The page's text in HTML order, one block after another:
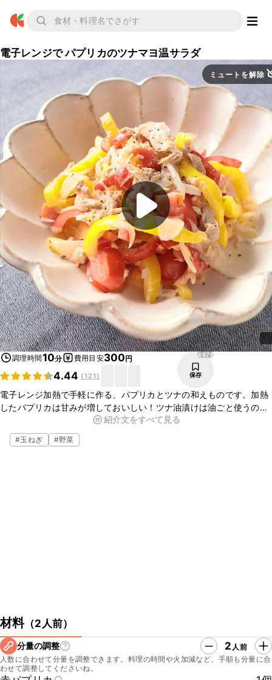
電子レンジで パプリカのツナマヨ温サラダ
ミュートを解除
調理時間10分 費用目安300円
4.44 (121)
4678
保存
電子レンジ加熱で手軽に作る、パプリカとツナの和えものです。加熱
したパプリカは甘みが増しておいしい！ツナ油漬けは油ごと使うの
で、コクが出ますよ。彩りがいいので、副菜にもおすすめです。黒こ
しょうを多めに散らせば、お酒のおつまみにもぴったりです。
紹介文をすべて見る
#玉ねぎ #野菜
材料（2人前）
分量の調整 2 人前
人数に合わせて分量を調整できます。料理の時間や火加減など、手順も分量に合
わせて調整してくださいね。